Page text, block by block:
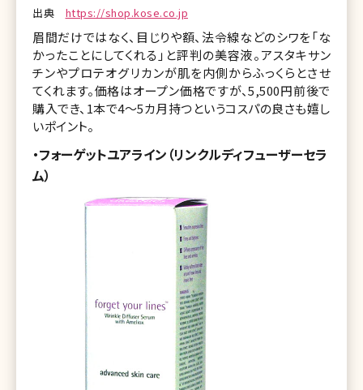
出典 https://shop.kose.co.jp
眉間だけではなく、目じりや額、法令線などのシワを「な
かったことにしてくれる」と評判の美容液。アスタキサン
チンやプロテオグリカンが肌を内側からふっくらとさせ
てくれます。価格はオープン価格ですが、5,500円前後で
購入でき、1本で4～5カ月持つというコスパの良さも嬉し
いポイント。
・フォーゲットユアライン（リンクルディフューザーセラ
ム）